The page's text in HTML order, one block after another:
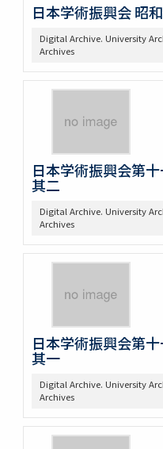
日本学術振興会 昭
Digital Archive. University
Archives
日本学術振興会第
其二
Digital Archive. University
Archives
日本学術振興会第
其一
Digital Archive. University
Archives